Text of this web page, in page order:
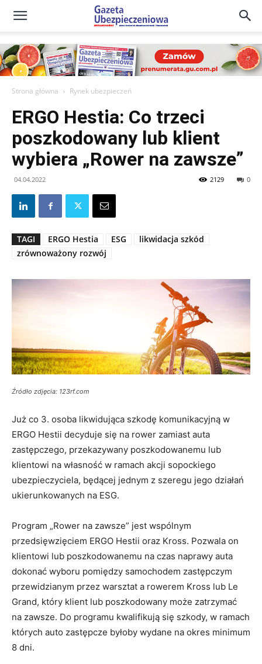
Gazeta
Ubezpieczeniowa
Portal
Strona główna Rynek ubezpieczeń
ERGO Hestia: Co trzeci
poszkodowany lub klient
wybiera „Rower na zawsze”
04.04.2022 0
2129
TAGI ERGO Hestia ESG
likwidacja szkód
zrównoważony rozwój
Źródło zdjęcia: 123rf.com
Już co 3. osoba likwidująca szkodę komunikacyjną w
ERGO Hestii decyduje się na rower zamiast auta
zastępczego, przekazywany poszkodowanemu lub
klientowi na własność w ramach akcji sopockiego
ubezpieczyciela, będącej jednym z szeregu jego działań
ukierunkowanych na ESG.
Program „Rower na zawsze” jest wspólnym
przedsięwzięciem ERGO Hestii oraz Kross. Pozwala on
klientowi lub poszkodowanemu na czas naprawy auta
dokonać wyboru pomiędzy samochodem zastępczym
przewidzianym przez warsztat a rowerem Kross lub Le
Grand, który klient lub poszkodowany może zatrzymać
na zawsze. Do programu kwalifikują się szkody, w ramach
których auto zastępcze byłoby wydane na okres minimum
8 dni.